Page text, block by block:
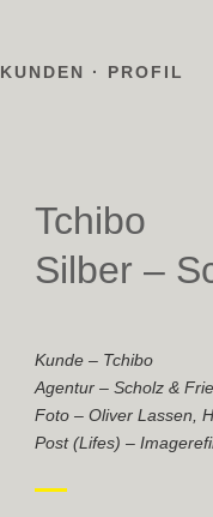
KUNDEN · PROFIL
Tchibo
Silber –
Kunde – Tchibo
Agentur – Scholz &
Foto – Oliver Lassen,
Post (Lifes) –